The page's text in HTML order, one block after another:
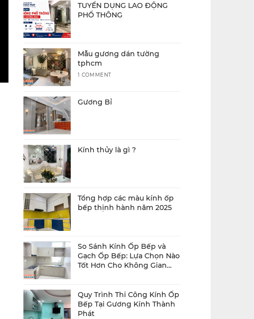
TUYỂN DỤNG LAO ĐỘNG
PHỔ THÔNG
Mẫu gương dán tường
tphcm
1 COMMENT
Gương Bỉ
Kính thủy là gì ?
Tổng hợp các màu kính ốp
bếp thịnh hành năm 2025
So Sánh Kính Ốp Bếp và
Gạch Ốp Bếp: Lựa Chọn Nào
Tốt Hơn Cho Không Gian
Quy Trình Thi Công Kính Ốp
Bếp Tại Gương Kính Thành
Phát